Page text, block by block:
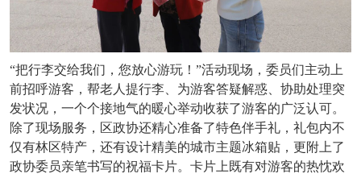
“把行李交给我们，您放心游玩！”活动现场，委员们主动上
前招呼游客，帮老人提行李、为游客答疑解惑、协助处理突
发状况，一个个接地气的暖心举动收获了游客的广泛认可。
除了现场服务，区政协还精心准备了特色伴手礼，礼包内不
仅有林区特产，还有设计精美的城市主题冰箱贴，更附上了
政协委员亲笔书写的祝福卡片。卡片上既有对游客的热忱欢